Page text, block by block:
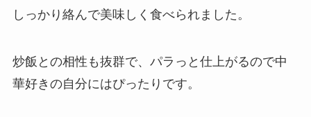
しっかり絡んで美味しく食べられました。
炒飯との相性も抜群で、パラっと仕上がるので中
華好きの自分にはぴったりです。